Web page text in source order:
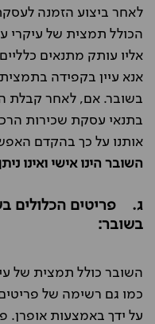
לאחר ביצוע הזמנה
הכולל תמצית של עיקרי
אליו עותק מתנאים
אנא עיין בקפידה
בשובר. אם, לאחר קבלת
בתנאי עסקת שכירות
אותנו על כך בהקדם
השובר הינו אישי ואינו
ג. פריטים הכלולים
בשובר:
השובר כולל תמצית של
כמו גם רשימה של
על ידך באמצעות אופרן.